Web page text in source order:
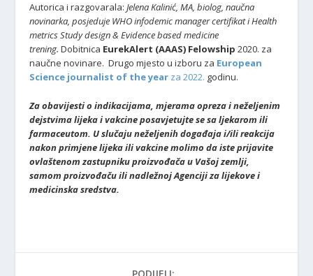
Autorica i razgovarala:Jelena Kalinić, MA, biolog, naučna
novinarka, posjeduje WHO infodemic manager certifikat i Health
metrics Study design & Evidence based medicine
trening. Dobitnica EurekAlert (AAAS) Felowship 2020. za
naučne novinare. Drugo mjesto u izboru za European
Science journalist of the year za 2022. godinu.
Za obavijesti o indikacijama, mjerama opreza i neželjenim
dejstvima lijeka i vakcine posavjetujte se sa ljekarom ili
farmaceutom. U slučaju neželjenih događaja i/ili reakcija
nakon primjene lijeka ili vakcine molimo da iste prijavite
ovlaštenom zastupniku proizvođača u Vašoj zemlji,
samom proizvođaču ili nadležnoj Agenciji za lijekove i
medicinska sredstva.